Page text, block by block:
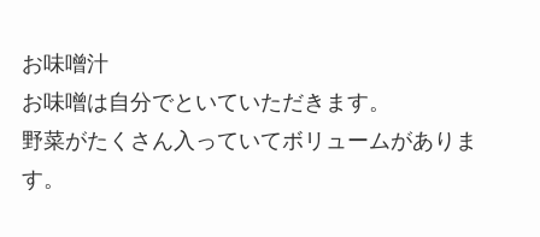
お味噌汁
お味噌は自分でといていただきます。
野菜がたくさん入っていてボリュームがありま
す。